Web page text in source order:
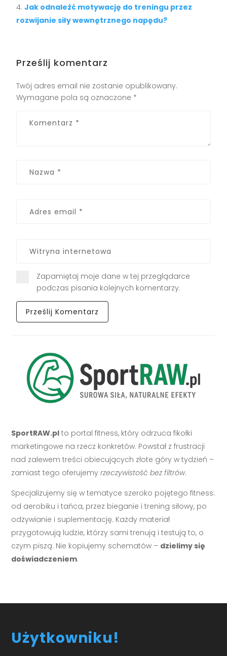
Jak odnaleźć motywację do treningu przez
rozwijanie siły wewnętrznego napędu?
Prześlij komentarz
Twój adres email nie zostanie opublikowany.
Wymagane pola są oznaczone *
Zapamiętaj moje dane w tej przeglądarce
podczas pisania kolejnych komentarzy.
SportRAW.pl to portal fitness, który odrzuca fikołki
marketingowe na rzecz konkretów. Powstał z frustracji
nad zalewem treści obiecujących złote góry w tydzień –
zamiast tego oferujemyrzeczywistość bez filtrów.
Specjalizujemy się w tematyce szeroko pojętego fitness:
od aerobiku i tańca, przez bieganie i trening siłowy, po
odżywianie i suplementację. Każdy materiał
przygotowują ludzie, którzy sami trenują i testują to, o
czym piszą. Nie kopiujemy schematów – dzielimy się
doświadczeniem.
Użytkowniku!